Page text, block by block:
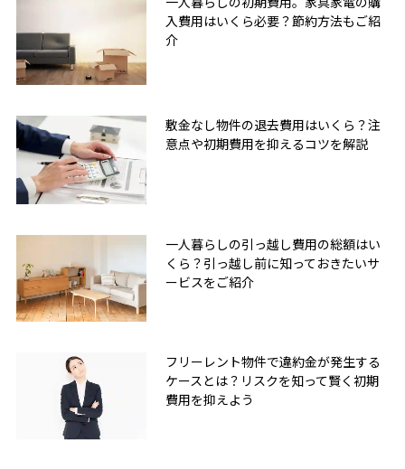
入費用はいくら必要？節約方法もご紹
介
敷金なし物件の退去費用はいくら？注
意点や初期費用を抑えるコツを解説
一人暮らしの引っ越し費用の総額はい
くら？引っ越し前に知っておきたいサ
ービスをご紹介
フリーレント物件で違約金が発生する
ケースとは？リスクを知って賢く初期
費用を抑えよう